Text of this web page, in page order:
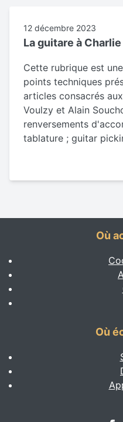
12 décembre 2023
La guitare à
Cette rubrique est
points techniques
articles consacrés
Voulzy et Alain
renversements
tablature ; guitar
Où
Où